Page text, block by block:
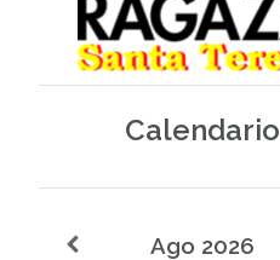
Calendario
Ago 2026